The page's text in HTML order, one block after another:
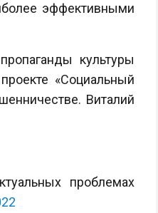
эффективными
культуры
«Социальный
Виталий
проблемах